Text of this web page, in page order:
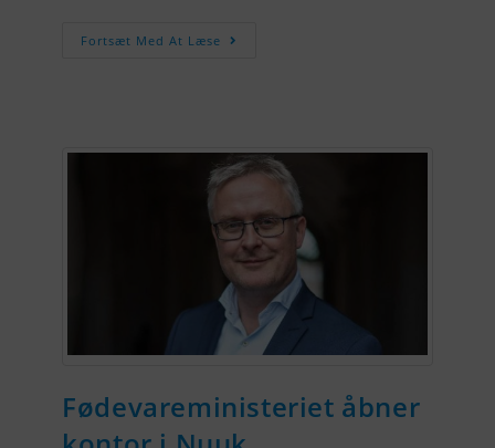
Fortsæt Med At Læse
Fødevareministeriet åbner